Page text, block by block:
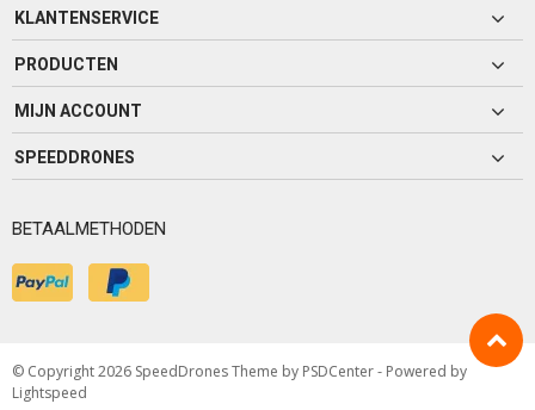
KLANTENSERVICE
PRODUCTEN
MIJN ACCOUNT
SPEEDDRONES
BETAALMETHODEN
© Copyright 2026 SpeedDrones Theme by PSDCenter- Powered by
Lightspeed